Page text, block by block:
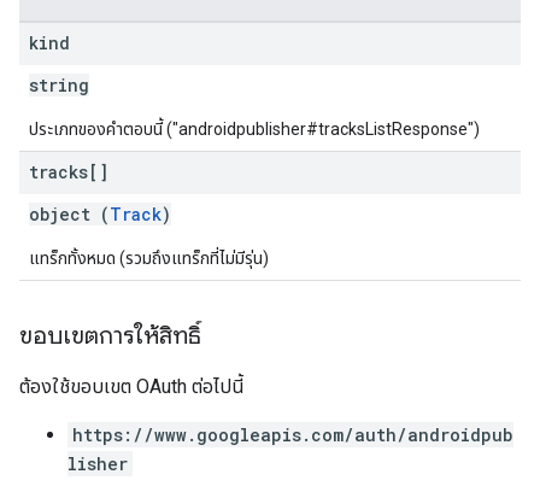
kind
string
ประเภทของคำตอบนี้ ("androidpublisher#tracksListResponse")
tracks[]
object (Track)
แทร็กทั้งหมด (รวมถึงแทร็กที่ไม่มีรุ่น)
ขอบเขตการให้สิทธิ์
ต้องใช้ขอบเขต OAuth ต่อไปนี้
https://www.googleapis.com/auth/androidpub
lisher